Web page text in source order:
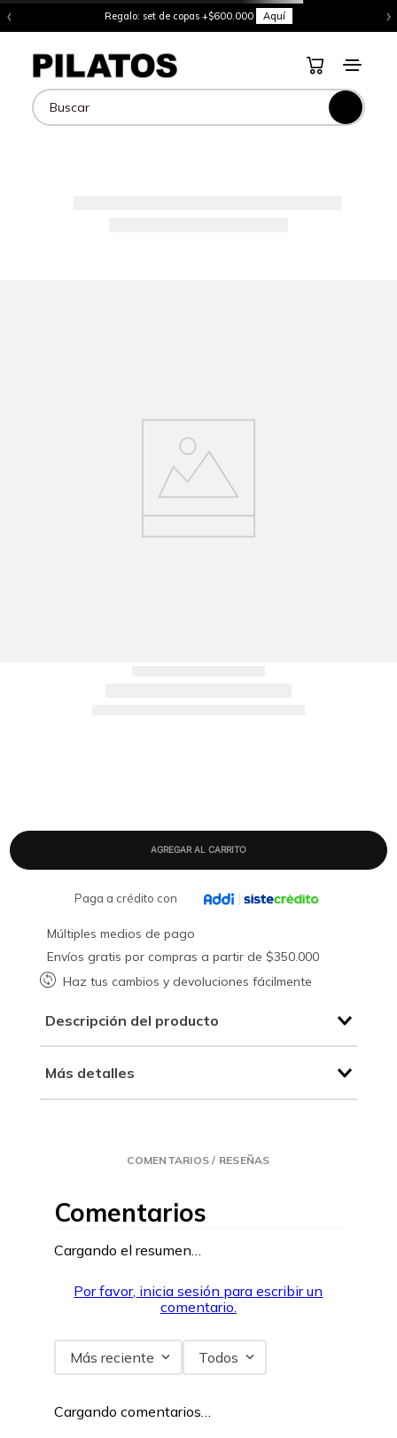
‹ Regalo: set de copas +$600.000 Aquí ›
Buscar
Paga a crédito con
Múltiples medios de pago
Envíos gratis por compras a partir de $350.000
Haz tus cambios y devoluciones fácilmente
Descripción del producto
Más detalles
COMENTARIOS / RESEÑAS
Comentarios
Cargando el resumen…
Por favor, inicia sesión para escribir un
comentario.
Más reciente Todos
Cargando comentarios…